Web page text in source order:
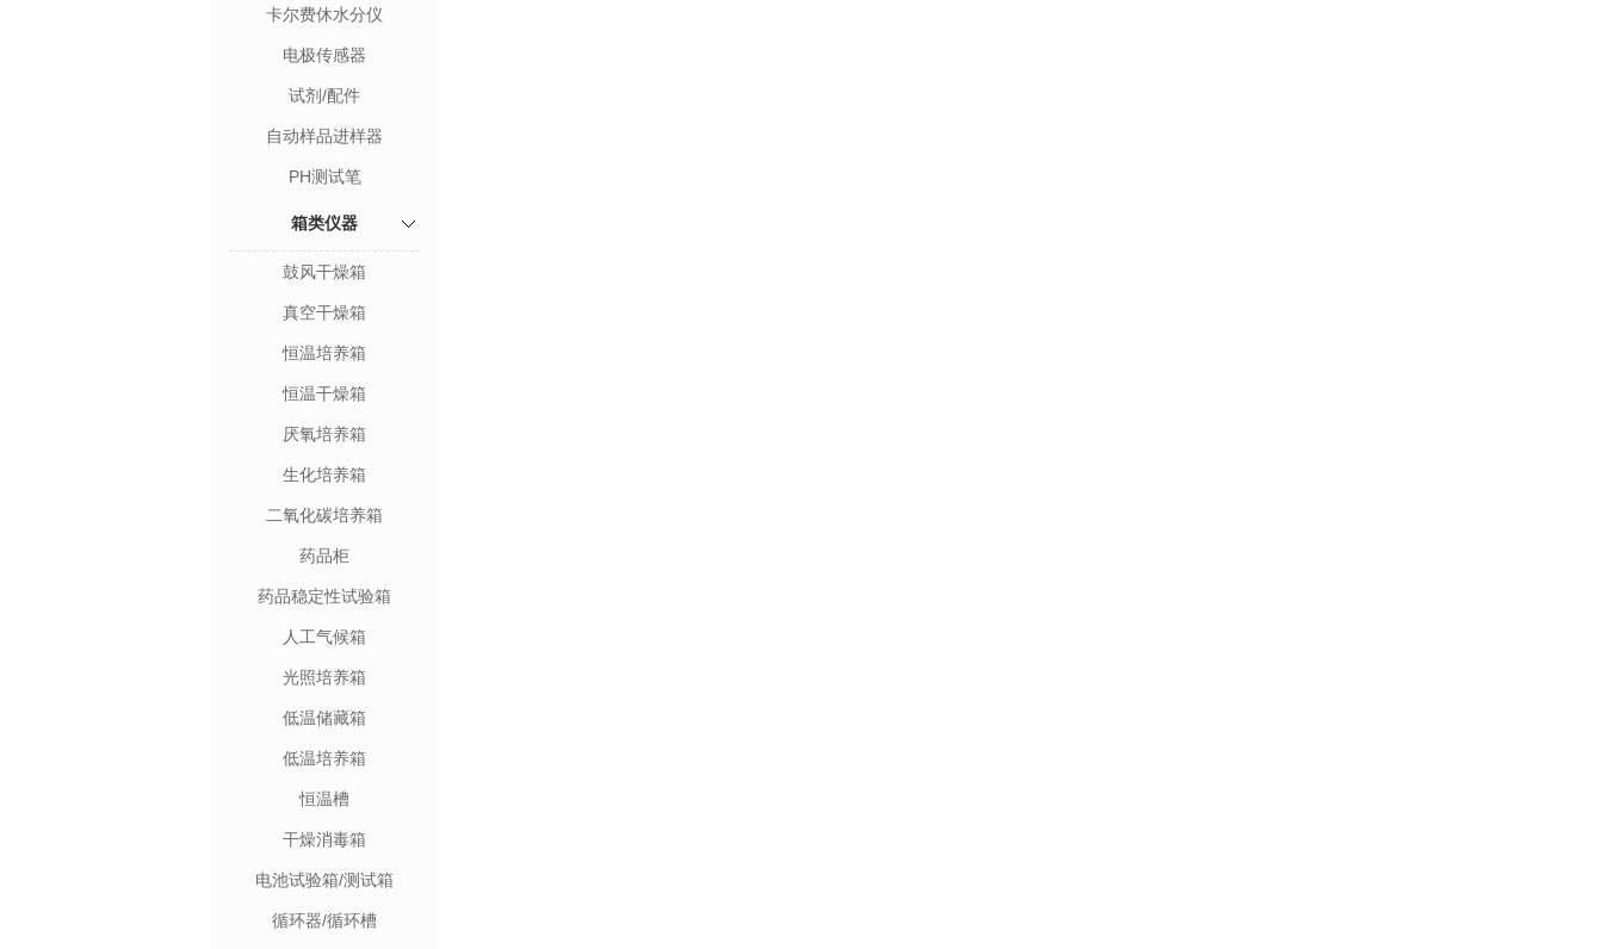
卡尔费休水分仪
电极传感器
试剂/配件
自动样品进样器
PH测试笔
箱类仪器
鼓风干燥箱
真空干燥箱
恒温培养箱
恒温干燥箱
厌氧培养箱
生化培养箱
二氧化碳培养箱
药品柜
药品稳定性试验箱
人工气候箱
光照培养箱
低温储藏箱
低温培养箱
恒温槽
干燥消毒箱
电池试验箱/测试箱
循环器/循环槽